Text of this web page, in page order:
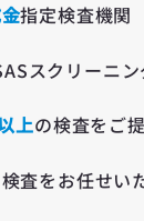
指定検査機関
スクリーニ
上の検査をご
査をお任せい